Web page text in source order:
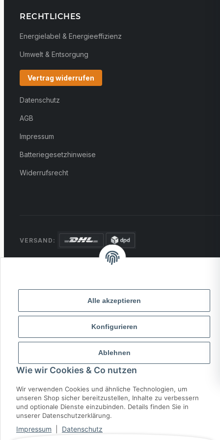
Alle akzeptieren
Konfigurieren
Ablehnen
Wie wir Cookies & Co nutzen
Wir verwenden Cookies und ähnliche Technologien, um
unseren Shop sicher bereitzustellen, Inhalte zu verbessern
und optionale Dienste einzubinden. Details finden Sie in
unserer Datenschutzerklärung.
Impressum Datenschutz
RECHTLICHES
Energielabel & Energieeffizienz
Umwelt & Entsorgung
Vertrag widerrufen
Datenschutz
AGB
Impressum
Batteriegesetzhinweise
Widerrufsrecht
VERSAND:
* Alle Preise inkl. gesetzlicher USt., zzgl.Versand
© 2026 MCTRADE24. Alle Rechte vorbehalten.